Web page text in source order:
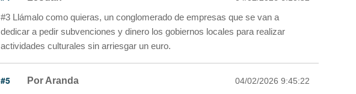
#3 Llámalo como quieras, un conglomerado de empresas que se van a
dedicar a pedir subvenciones y dinero los gobiernos locales para realizar
actividades culturales sin arriesgar un euro.
#5 Por Aranda 04/02/2026 9:45:22